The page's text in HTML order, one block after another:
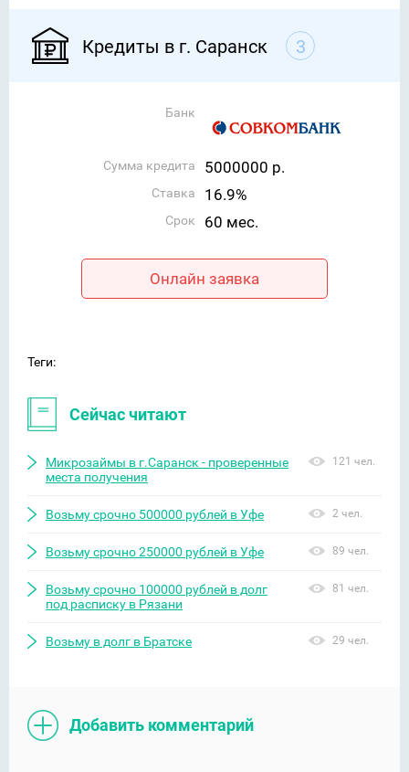
Кредиты в г. Саранск 3
Банк
Сумма кредита 5000000 р.
Ставка 16.9%
Срок 60 мес.
Онлайн заявка
Теги:
Сейчас читают
Микрозаймы в г.Саранск - проверенные
места получения
121 чел.
Возьму срочно 500000 рублей в Уфе 2 чел.
Возьму срочно 250000 рублей в Уфе 89 чел.
Возьму срочно 100000 рублей в долг
под расписку в Рязани
81 чел.
Возьму в долг в Братске 29 чел.
Добавить комментарий